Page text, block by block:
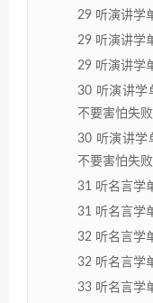
29 听演讲学
29 听演讲学
29 听演讲学
30 听演讲学
不要害怕失败
30 听演讲学
不要害怕失
31 听名言学
31 听名言学
32 听名言学
32 听名言学
33 听名言学